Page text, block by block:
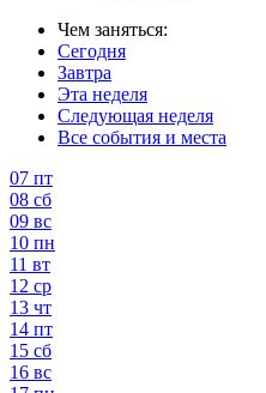
Чем заняться:
Сегодня
Завтра
Эта неделя
Следующая неделя
Все события и места
07 пт
08 сб
09 вс
10 пн
11 вт
12 ср
13 чт
14 пт
15 сб
16 вс